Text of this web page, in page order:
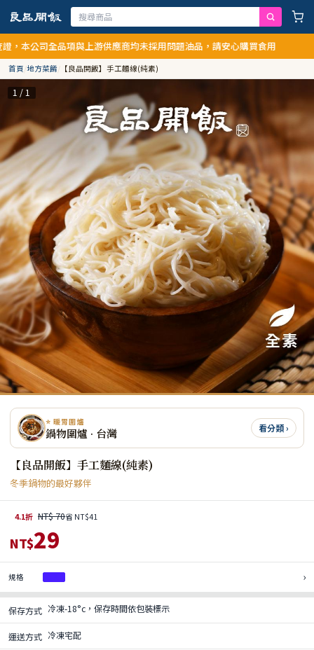
本公司全品項與上游供應商均未採用問題油品，請安心購買食用
首頁/地方菜餚/ 【良品開飯】手工麵線(純素)
1 / 1
⭐ 暖胃圍爐
鍋物圍爐 · 台灣 看分類 ›
【良品開飯】手工麵線(純素)
冬季鍋物的最好夥伴
4.1折 NT$ 70省 NT$41
NT$29
規格 ›
保存方式 冷凍-18°c，保存時間依包裝標示
運送方式 冷凍宅配